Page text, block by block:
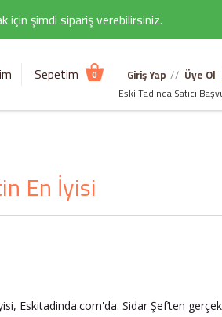
için şimdi sipariş verebilirsiniz.
Sepetim 0 Giriş Yap // Üye Ol
Eski Tadında Satıcı
En İyisi
Eskitadinda.com'da. Sidar Şef’ten